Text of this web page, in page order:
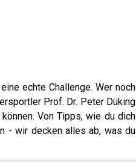
echte Challenge. Wer noch
Prof. Dr. Peter Düking
Von Tipps, wie du dich
- wir decken alles ab, was du